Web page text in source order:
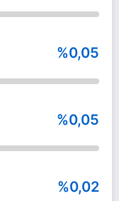
%0,05
%0,05
%0,02